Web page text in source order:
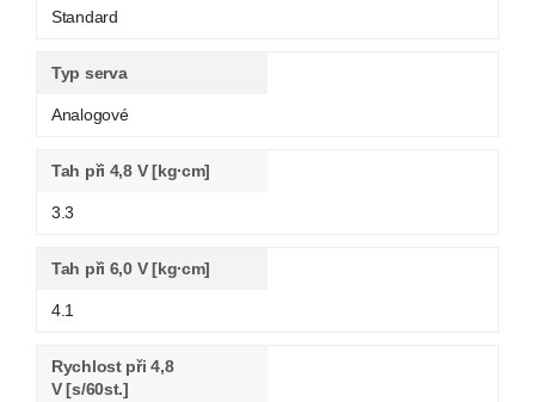
Standard
Typ serva
Analogové
Tah při 4,8 V [kg∙cm]
3.3
Tah při 6,0 V [kg∙cm]
4.1
Rychlost při 4,8
V [s/60st.]